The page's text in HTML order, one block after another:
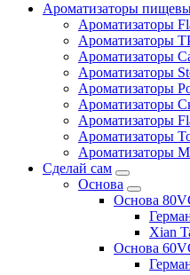
Ароматизаторы
Ароматизаторы
Ароматизаторы
Ароматизаторы
Ароматизаторы
Ароматизаторы
Ароматизаторы
Ароматизаторы
Ароматизаторы
Ароматизаторы
Сделай сам
Основа
Основа
Xian
Основа